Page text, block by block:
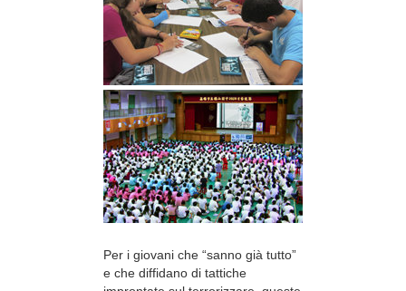
Per i giovani che “sanno già tutto”
e che diffidano di tattiche